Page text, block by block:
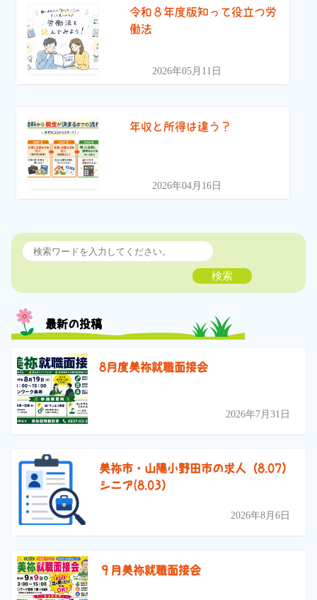
令和８年度版知って役立つ労
働法
2026年05月11日
年収と所得は違う？
2026年04月16日
検索
最新の投稿
8月度美祢就職面接会
2026年7月31日
美祢市・山陽小野田市の求人（8.07）
シニア(8.03）
2026年8月6日
９月美祢就職面接会